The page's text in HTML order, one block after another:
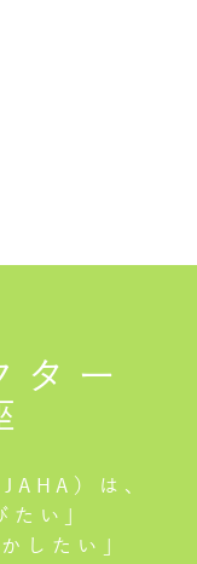
ター
）は、
たい」
したい」